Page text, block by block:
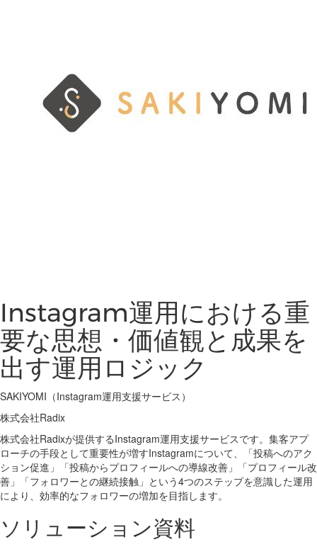
Instagram運用における重
要な思想・価値観と成果を
出す運用ロジック
SAKIYOMI（Instagram運用支援サービス）
株式会社Radix
株式会社Radixが提供するInstagram運用支援サービスです。集客アプ
ローチの手段として重要性が増すInstagramについて、「投稿へのアク
ション促進」「投稿からプロフィールへの導線改善」「プロフィール改
善」「フォロワーとの継続接触」という4つのステップを意識した運用
により、効率的なフォロワーの増加を目指します。
ソリューション資料